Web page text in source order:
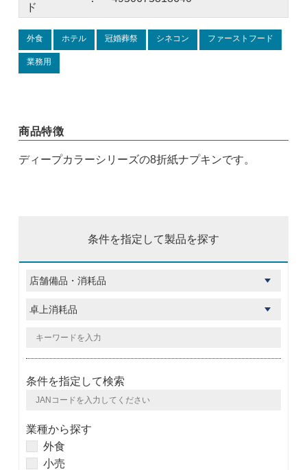
ド
外食 ホテル 冠婚葬祭 シネコン ファーストフード
業務用
商品特徴
ディープカラーシリーズの8折紙ナプキンです。
条件を指定して製品を探す
条件を指定して検索
業種から探す
外食
小売